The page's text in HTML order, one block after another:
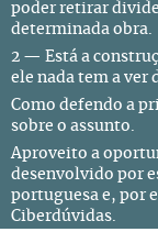
poder retirar
determinada obra.
2 — Está a
ele nada tem a ver
Como defendo a
sobre o assunto.
Aproveito a
desenvolvido por
portuguesa e, por
Ciberdúvidas.